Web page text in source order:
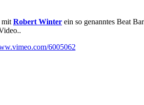
mit Robert Winter ein so genanntes Beat
6005062